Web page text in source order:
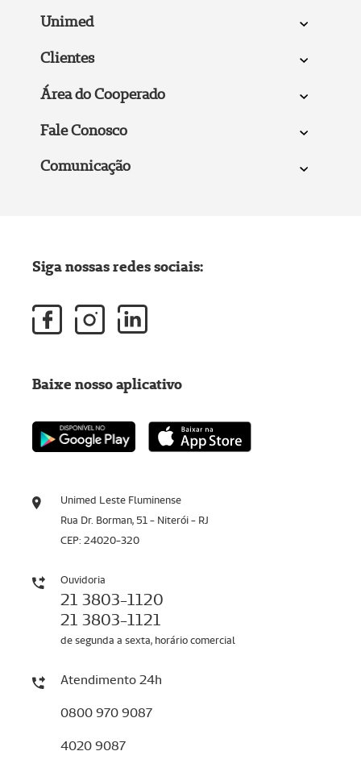
Unimed
Clientes
Área do Cooperado
Fale Conosco
Comunicação
Unimed Leste Fluminense
Rua Dr. Borman, 51 - Niterói - RJ
CEP: 24020-320
Ouvidoria
21 3803-1120
21 3803-1121
de segunda a sexta, horário comercial
Atendimento 24h
0800 970 9087
4020 9087
Siga nossas redes sociais:
Baixe nosso aplicativo